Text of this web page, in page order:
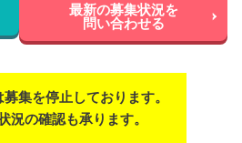
最新の募集状況を
問い合わせる
集を停止しております。
況の確認も承ります。